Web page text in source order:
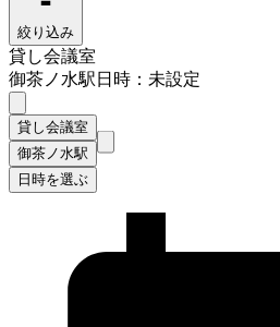
絞り込み
貸し会議室
御茶ノ水駅日時：未設定
貸し会議室
御茶ノ水駅
日時を選ぶ